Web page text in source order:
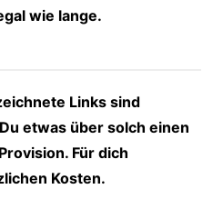
wie lange.
Links sind
etwas über solch einen
Für dich
Kosten.